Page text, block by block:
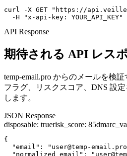
curl -X GET "https://
  -H "x-api-key: YOUR_API_KEY"
API Response
期待される API レス
temp-email.pro からのメールを検
フラグ、リスクスコア、DNS 設
します。
JSON Response
disposable: truerisk_score: 85
{
"email": "user@temp-
"normalized_email":